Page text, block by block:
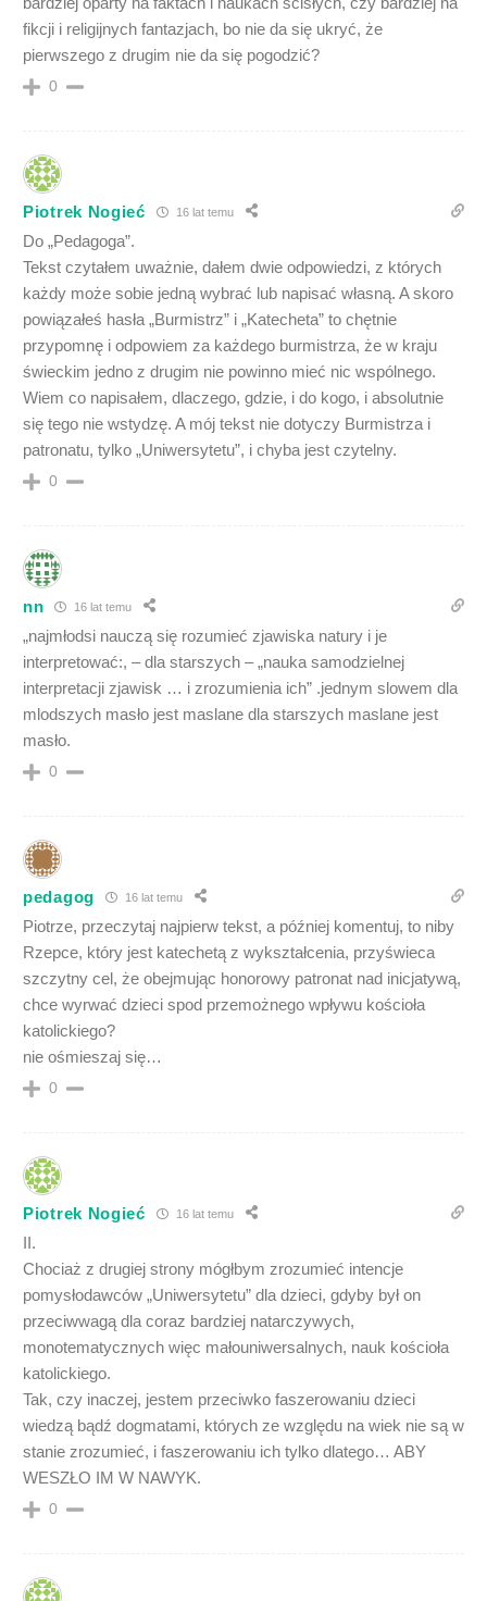
fikcji i religijnych fantazjach, bo nie da się ukryć, że
pierwszego z drugim nie da się pogodzić?
0
Piotrek Nogieć 16 lat temu
Do „Pedagoga”.
Tekst czytałem uważnie, dałem dwie odpowiedzi, z których
każdy może sobie jedną wybrać lub napisać własną. A skoro
powiązałeś hasła „Burmistrz” i „Katecheta” to chętnie
przypomnę i odpowiem za każdego burmistrza, że w kraju
świeckim jedno z drugim nie powinno mieć nic wspólnego.
Wiem co napisałem, dlaczego, gdzie, i do kogo, i absolutnie
się tego nie wstydzę. A mój tekst nie dotyczy Burmistrza i
patronatu, tylko „Uniwersytetu”, i chyba jest czytelny.
0
nn 16 lat temu
„najmłodsi nauczą się rozumieć zjawiska natury i je
interpretować:, – dla starszych – „nauka samodzielnej
interpretacji zjawisk … i zrozumienia ich” .jednym slowem dla
mlodszych masło jest maslane dla starszych maslane jest
masło.
0
pedagog 16 lat temu
Piotrze, przeczytaj najpierw tekst, a później komentuj, to niby
Rzepce, który jest katechetą z wykształcenia, przyświeca
szczytny cel, że obejmując honorowy patronat nad inicjatywą,
chce wyrwać dzieci spod przemożnego wpływu kościoła
katolickiego?
nie ośmieszaj się…
0
Piotrek Nogieć 16 lat temu
II.
Chociaż z drugiej strony mógłbym zrozumieć intencje
pomysłodawców „Uniwersytetu” dla dzieci, gdyby był on
przeciwwagą dla coraz bardziej natarczywych,
monotematycznych więc małouniwersalnych, nauk kościoła
katolickiego.
Tak, czy inaczej, jestem przeciwko faszerowaniu dzieci
wiedzą bądź dogmatami, których ze względu na wiek nie są w
stanie zrozumieć, i faszerowaniu ich tylko dlatego… ABY
WESZŁO IM W NAWYK.
0